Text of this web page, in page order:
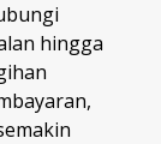
hingga